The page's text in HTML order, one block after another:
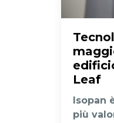
Leaf
Isopan
più